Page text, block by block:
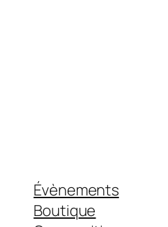
Évènements
Boutique